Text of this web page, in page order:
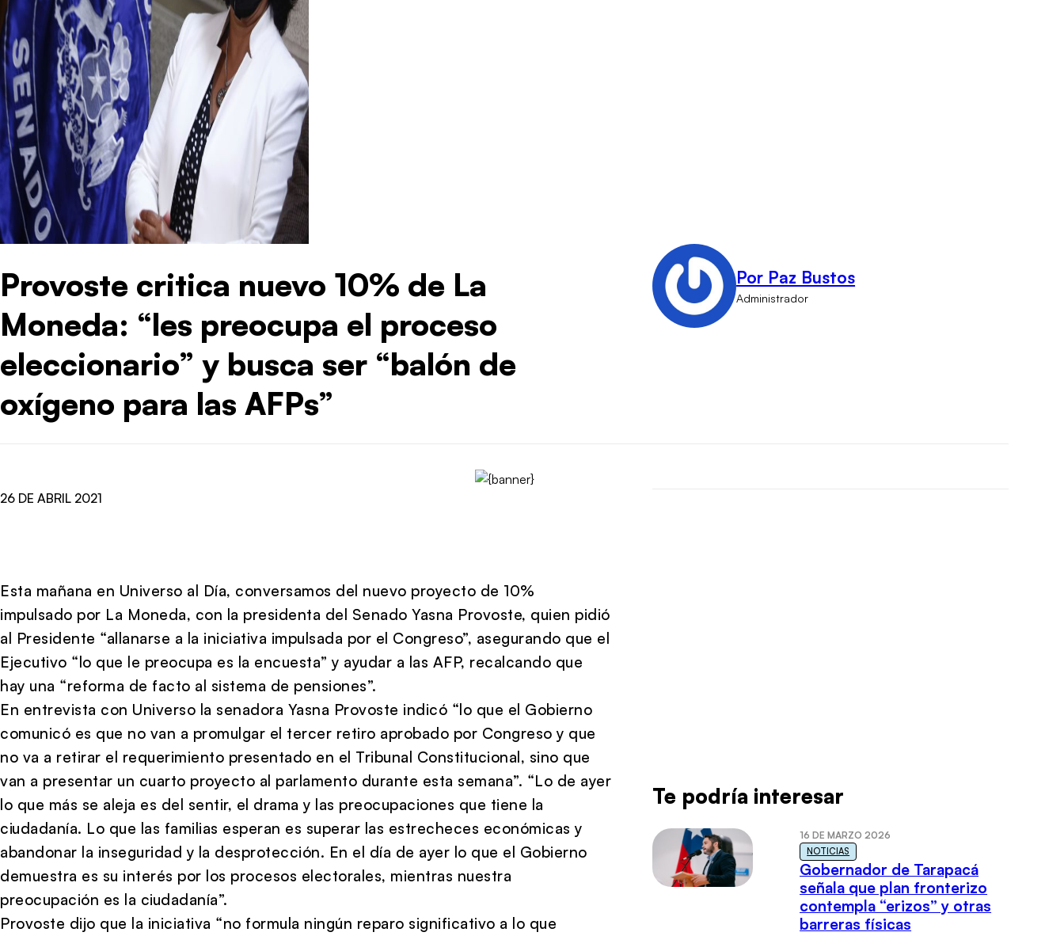
Provoste critica nuevo 10% de La
Moneda: “les preocupa el proceso
eleccionario” y busca ser “balón de
oxígeno para las AFPs”
Por Paz Bustos
Administrador
26 DE ABRIL 2021
Esta mañana en Universo al Día, conversamos del nuevo proyecto de 10%
impulsado por La Moneda, con la presidenta del Senado Yasna Provoste, quien pidió
al Presidente “allanarse a la iniciativa impulsada por el Congreso”, asegurando que el
Ejecutivo “lo que le preocupa es la encuesta” y ayudar a las AFP, recalcando que
hay una “reforma de facto al sistema de pensiones”.
En entrevista con Universo la senadora Yasna Provoste indicó “lo que el Gobierno
comunicó es que no van a promulgar el tercer retiro aprobado por Congreso y que
no va a retirar el requerimiento presentado en el Tribunal Constitucional, sino que
van a presentar un cuarto proyecto al parlamento durante esta semana”. “Lo de ayer
lo que más se aleja es del sentir, el drama y las preocupaciones que tiene la
ciudadanía. Lo que las familias esperan es superar las estrecheces económicas y
abandonar la inseguridad y la desprotección. En el día de ayer lo que el Gobierno
demuestra es su interés por los procesos electorales, mientras nuestra
preocupación es la ciudadanía”.
Provoste dijo que la iniciativa “no formula ningún reparo significativo a lo que
Te podría interesar
16 DE MARZO 2026
NOTICIAS
Gobernador de Tarapacá
señala que plan fronterizo
contempla “erizos” y otras
barreras físicas